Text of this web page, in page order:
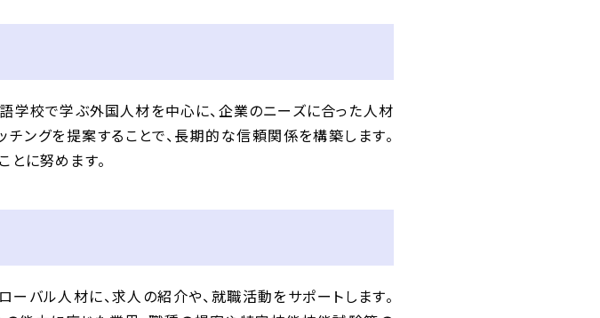
学校で学ぶ外国人材を中心に、企業のニーズに合った人材
ングを提案することで、長期的な信頼関係を構築します。
に努めます。
バル人材に、求人の紹介や、就職活動をサポートします。